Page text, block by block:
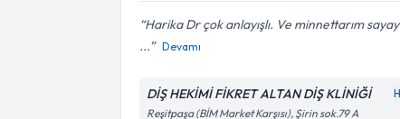
Harika Dr çok anlayışlı. Ve minnettarım
...
Devamı
DİŞ HEKİMİ FİKRET ALTAN DİŞ KLİNİĞİ
Reşitpaşa (BİM Market Karşısı), Şirin sok.79 A